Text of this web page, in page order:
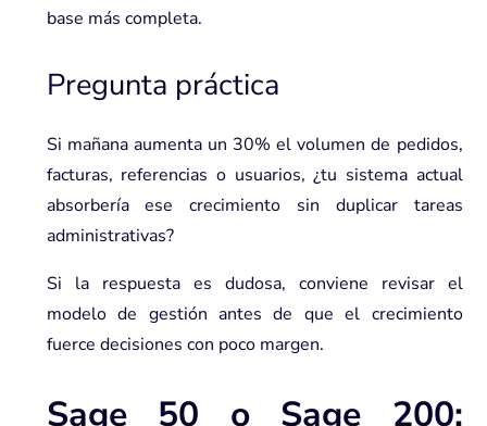
base más completa.
Pregunta práctica
Si mañana aumenta un 30% el volumen de pedidos,
facturas, referencias o usuarios, ¿tu sistema actual
absorbería ese crecimiento sin duplicar tareas
administrativas?
Si la respuesta es dudosa, conviene revisar el
modelo de gestión antes de que el crecimiento
fuerce decisiones con poco margen.
Sage 50 o Sage 200: